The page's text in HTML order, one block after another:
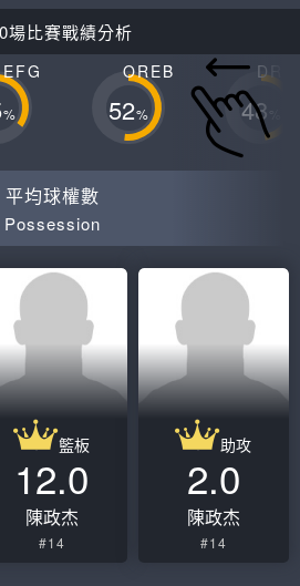
場比賽戰績分析
EFG
%
OREB
52% 48
平均球權數
Possession
籃板
12.0
陳政杰
#14
助攻
2.0
陳政杰
#14